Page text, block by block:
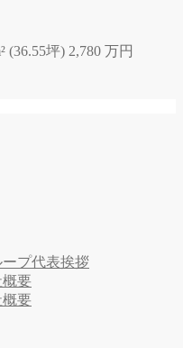
(36.55坪) 2,780 万円
プ代表挨拶
要
概要